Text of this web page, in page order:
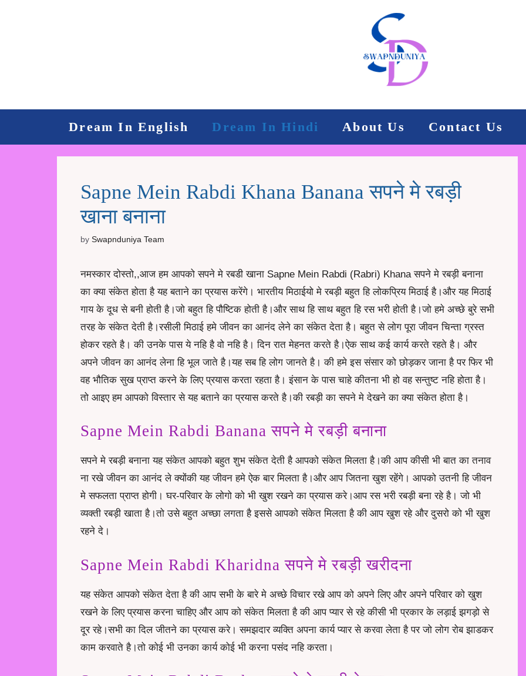
Dream In English Dream In Hindi About Us Contact Us
Sapne Mein Rabdi Khana Banana सपने मे रबड़ी
खाना बनाना
by Swapnduniya Team
नमस्कार दोस्तो,,आज हम आपको सपने मे रबडी खाना Sapne Mein Rabdi (Rabri) Khana सपने मे रबड़ी बनाना
का क्या संकेत होता है यह बताने का प्रयास करेंगे। भारतीय मिठाईयो मे रबड़ी बहुत हि लोकप्रिय मिठाई है।और यह मिठाई
गाय के दूध से बनी होती है।जो बहुत हि पौष्टिक होती है।और साथ हि साथ बहुत हि रस भरी होती है।जो हमे अच्छे बुरे सभी
तरह के संकेत देती है।रसीली मिठाई हमे जीवन का आनंद लेने का संकेत देता है। बहुत से लोग पूरा जीवन चिन्ता ग्रस्त
होकर रहते है। की उनके पास ये नहि है वो नहि है। दिन रात मेहनत करते है।ऐक साथ कई कार्य करते रहते है। और
अपने जीवन का आनंद लेना हि भूल जाते है।यह सब हि लोग जानते है। की हमे इस संसार को छोड़कर जाना है पर फिर भी
वह भौतिक सुख प्राप्त करने के लिए प्रयास करता रहता है। इंसान के पास चाहे कीतना भी हो वह सन्तुष्ट नहि होता है।
तो आइए हम आपको विस्तार से यह बताने का प्रयास करते है।की रबड़ी का सपने मे देखने का क्या संकेत होता है।
Sapne Mein Rabdi Banana सपने मे रबड़ी बनाना
सपने मे रबड़ी बनाना यह संकेत आपको बहुत शुभ संकेत देती है आपको संकेत मिलता है।की आप कीसी भी बात का तनाव
ना रखे जीवन का आनंद ले क्योंकी यह जीवन हमे ऐक बार मिलता है।और आप जितना खुश रहेंगे। आपको उतनी हि जीवन
मे सफलता प्राप्त होगी। घर-परिवार के लोगो को भी खुश रखने का प्रयास करे।आप रस भरी रबड़ी बना रहे है। जो भी
व्यक्ती रबड़ी खाता है।तो उसे बहुत अच्छा लगता है इससे आपको संकेत मिलता है की आप खुश रहे और दुसरो को भी खुश
रहने दे।
Sapne Mein Rabdi Kharidna सपने मे रबड़ी खरीदना
यह संकेत आपको संकेत देता है की आप सभी के बारे मे अच्छे विचार रखे आप को अपने लिए और अपने परिवार को खुश
रखने के लिए प्रयास करना चाहिए और आप को संकेत मिलता है की आप प्यार से रहे कीसी भी प्रकार के लड़ाई झगड़ो से
दूर रहे।सभी का दिल जीतने का प्रयास करे। समझदार व्यक्ति अपना कार्य प्यार से करवा लेता है पर जो लोग रोब झाडकर
काम करवाते है।तो कोई भी उनका कार्य कोई भी करना पसंद नहि करता।